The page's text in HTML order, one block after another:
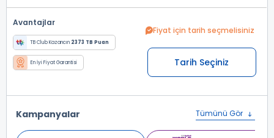
Avantajlar
TB Club Kazancın 2373 TB Puan
En İyi Fiyat Garantisi
Fiyat için tarih seçmelisiniz
Tarih Seçiniz
Kampanyalar Tümünü Gör